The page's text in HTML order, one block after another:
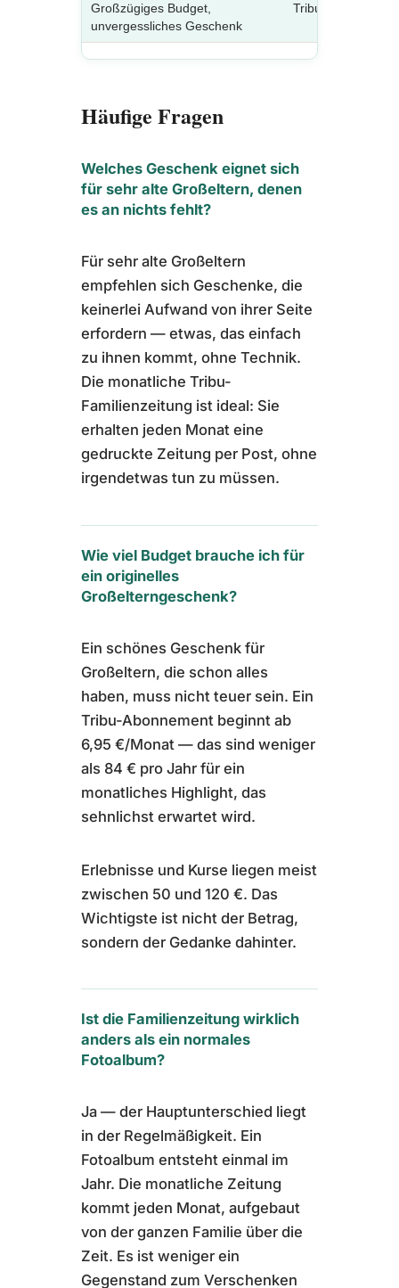
Großzügiges Budget,
unvergessliches Geschenk
Tribu Premium +
Häufige Fragen
Welches Geschenk eignet sich
für sehr alte Großeltern, denen
es an nichts fehlt?
Für sehr alte Großeltern
empfehlen sich Geschenke, die
keinerlei Aufwand von ihrer Seite
erfordern — etwas, das einfach
zu ihnen kommt, ohne Technik.
Die monatliche Tribu-
Familienzeitung ist ideal: Sie
erhalten jeden Monat eine
gedruckte Zeitung per Post, ohne
irgendetwas tun zu müssen.
Wie viel Budget brauche ich für
ein originelles
Großelterngeschenk?
Ein schönes Geschenk für
Großeltern, die schon alles
haben, muss nicht teuer sein. Ein
Tribu-Abonnement beginnt ab
6,95 €/Monat — das sind weniger
als 84 € pro Jahr für ein
monatliches Highlight, das
sehnlichst erwartet wird.
Erlebnisse und Kurse liegen meist
zwischen 50 und 120 €. Das
Wichtigste ist nicht der Betrag,
sondern der Gedanke dahinter.
Ist die Familienzeitung wirklich
anders als ein normales
Fotoalbum?
Ja — der Hauptunterschied liegt
in der Regelmäßigkeit. Ein
Fotoalbum entsteht einmal im
Jahr. Die monatliche Zeitung
kommt jeden Monat, aufgebaut
von der ganzen Familie über die
Zeit. Es ist weniger ein
Gegenstand zum Verschenken